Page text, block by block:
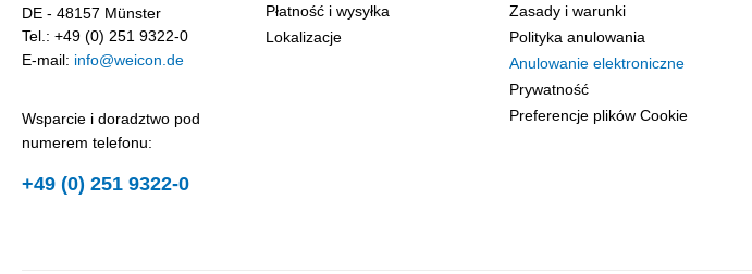
DE - 48157 Münster
Tel.: +49 (0) 251 9322-0
E-mail: info@weicon.de
Wsparcie i doradztwo pod
numerem telefonu:
+49 (0) 251 9322-0
Płatność i wysyłka
Lokalizacje
Zasady i warunki
Polityka anulowania
Anulowanie elektroniczne
Prywatność
Preferencje plików Cookie